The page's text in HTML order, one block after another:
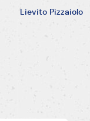
Lievito Pizzaiolo